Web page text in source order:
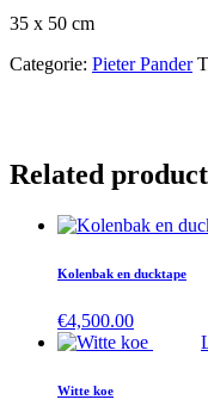
35 x 50 cm
Categorie: Pieter Pander
Related
Kolenbak en ducktape
€4,500.00
Witte koe